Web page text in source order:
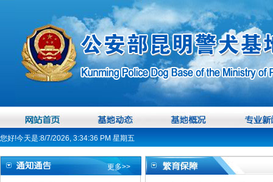
您好!今天是:8/7/2026, 3:34:37 PM 星期五
更多>>